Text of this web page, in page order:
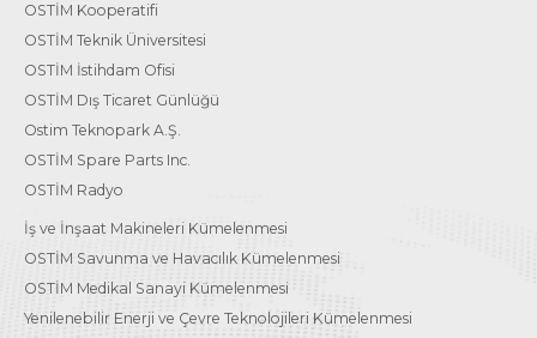
OSTİM Kooperatifi
OSTİM Teknik Üniversitesi
OSTİM İstihdam Ofisi
OSTİM Dış Ticaret Günlüğü
Ostim Teknopark A.Ş.
OSTİM Spare Parts Inc.
OSTİM Radyo
İş ve İnşaat Makineleri Kümelenmesi
OSTİM Savunma ve Havacılık Kümelenmesi
OSTİM Medikal Sanayi Kümelenmesi
Yenilenebilir Enerji ve Çevre Teknolojileri Kümelenmesi